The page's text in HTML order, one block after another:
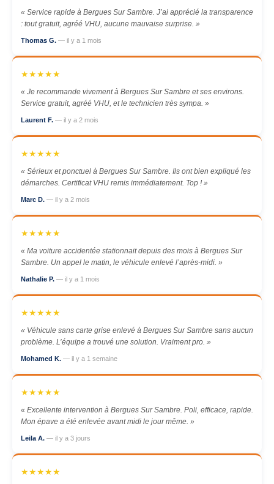
« Service rapide à Bergues Sur Sambre. J’ai apprécié la transparence
: tout gratuit, agréé VHU, aucune mauvaise surprise. »
Thomas G. — il y a 1 mois
★★★★★
« Je recommande vivement à Bergues Sur Sambre et ses environs.
Service gratuit, agréé VHU, et le technicien très sympa. »
Laurent F. — il y a 2 mois
★★★★★
« Sérieux et ponctuel à Bergues Sur Sambre. Ils ont bien expliqué les
démarches. Certificat VHU remis immédiatement. Top ! »
Marc D. — il y a 2 mois
★★★★★
« Ma voiture accidentée stationnait depuis des mois à Bergues Sur
Sambre. Un appel le matin, le véhicule enlevé l’après-midi. »
Nathalie P. — il y a 1 mois
★★★★★
« Véhicule sans carte grise enlevé à Bergues Sur Sambre sans aucun
problème. L’équipe a trouvé une solution. Vraiment pro. »
Mohamed K. — il y a 1 semaine
★★★★★
« Excellente intervention à Bergues Sur Sambre. Poli, efficace, rapide.
Mon épave a été enlevée avant midi le jour même. »
Leila A. — il y a 3 jours
★★★★★